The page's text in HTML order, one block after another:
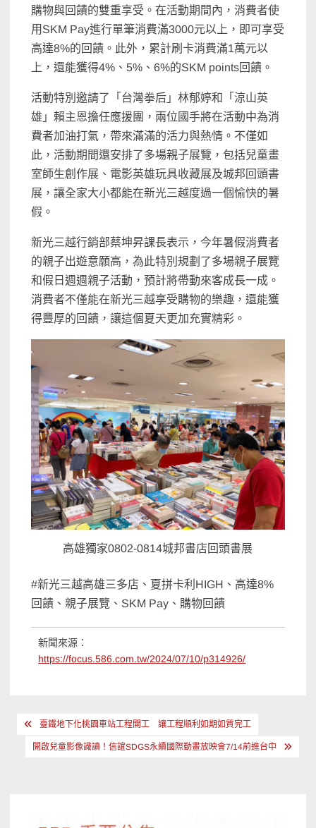
購物與回饋的雙重享受。在活動期間內，消費者使
用SKM Pay進行單筆消費滿3000元以上，即可享受
高達8%的回饋。此外，累計刷卡消費滿1萬元以
上，還能獲得4%、5%、6%的SKM points回饋。
活動特別邀請了「台灣拳后」林郁婷和「涼山英
雄」賴主恩擔任應援團，兩位國手將在活動中為消
費者加油打氣，帶來滿滿的活力與熱情。不僅如
此，活動期間還安排了多場親子展覽，包括兒童畫
室師生創作展、電影英雄玩具收藏展及城邦回頭書
展，讓全家大小都能在新光三越度過一個愉快的暑
假。
新光三越行銷部蔡坤昇課長表示，今年暑假消費者
的親子出遊意願高，為此特別規劃了多場親子展覽
和假日週週親子活動，預計將帶動來客成長一成。
消費者不僅能在新光三越享受購物的樂趣，還能獲
得豐厚的回饋，讓這個夏天更加充實精彩。
高雄獨家0802-0814城邦書店回頭書展
#新光三越高雄三多店、夏拼卡利HIGH、高達8%
回饋、親子展覽、SKM Pay、購物回饋
新聞來源：
https://focus.586.com.tw/2024/07/10/p314926/
文 臺鐵地下化桃園車站工程開工 讓工程順利如期如質完工
開啟兒童影像識讀！信誼SDGS永續國際動畫放映會7/14前進台中